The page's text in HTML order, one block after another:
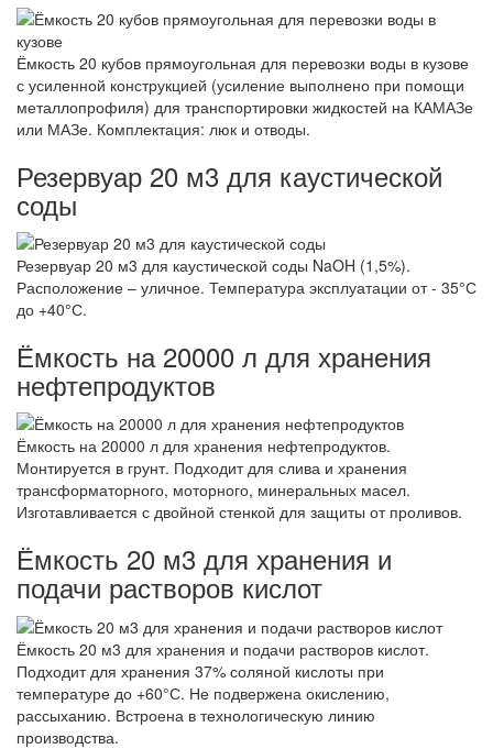
Ёмкость 20 кубов прямоугольная для перевозки воды в кузове
с усиленной конструкцией (усиление выполнено при помощи
металлопрофиля) для транспортировки жидкостей на КАМАЗе
или МАЗе. Комплектация: люк и отводы.
Резервуар 20 м3 для каустической
соды
Резервуар 20 м3 для каустической соды NaOH (1,5%).
Расположение – уличное. Температура эксплуатации от - 35°С
до +40°С.
Ёмкость на 20000 л для хранения
нефтепродуктов
Ёмкость на 20000 л для хранения нефтепродуктов.
Монтируется в грунт. Подходит для слива и хранения
трансформаторного, моторного, минеральных масел.
Изготавливается с двойной стенкой для защиты от проливов.
Ёмкость 20 м3 для хранения и
подачи растворов кислот
Ёмкость 20 м3 для хранения и подачи растворов кислот.
Подходит для хранения 37% соляной кислоты при
температуре до +60°С. Не подвержена окислению,
рассыханию. Встроена в технологическую линию
производства.